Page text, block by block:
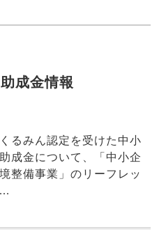
成金情報
るみん認定を受けた中小
成金について、「中小企
整備事業」のリーフレッ